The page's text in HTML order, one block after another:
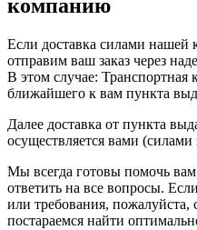
компанию
Если доставка силами
отправим ваш заказ через
В этом случае: Транспортная
ближайшего к вам пункта
Далее доставка от пункта
осуществляется вами (силами
Мы всегда готовы помочь
ответить на все вопросы.
или требования,
постараемся найти